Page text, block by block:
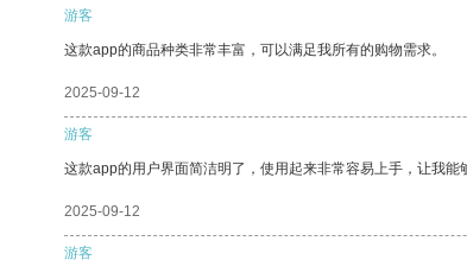
游客
这款app的商品种类非常丰富，可以满足我所有的购物需求。
2025-09-12
游客
这款app的用户界面简洁明了，使用起来非常容易上手，让我
2025-09-12
游客